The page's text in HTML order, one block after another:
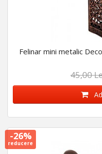
Felinar mini metalic
45,00
-26%
reducere